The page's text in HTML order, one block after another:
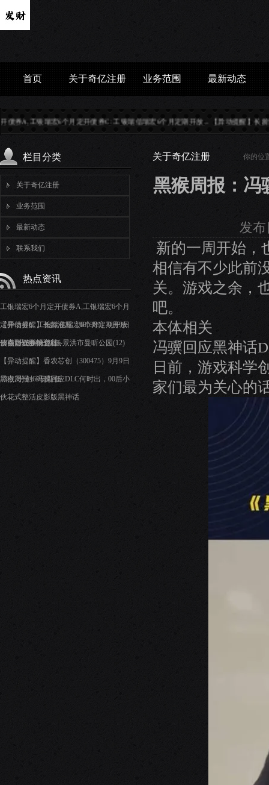
首页 关于奇亿注册 业务范围 最新动态
开债券C: 工银瑞信瑞宏6个月定期开放... 【异动提醒】长龄液压（605389）9月9日
栏目分类
关于奇亿注册
业务范围
最新动态
联系我们
热点资讯
工银瑞宏6个月定开债券A,工银瑞宏6个月
定开债券C: 工银瑞信瑞宏6个月定期开放
债券型证券投资基
【异动提醒】长龄液压（605389）9月9日
13点1分创60日新低
云南西双版纳之行--景洪市曼听公园(12)
【异动提醒】香农芯创（300475）9月9日
13点2分创60日新低
黑猴周报：冯骥回应DLC何时出，00后小
伙花式整活皮影版黑神话
关于奇亿注册 你的位
黑猴周报：冯
发布
新的一周开始，
相信有不少此前
关。游戏之余，
吧。
本体相关
冯骥回应黑神话
日前，游戏科学
家们最为关心的